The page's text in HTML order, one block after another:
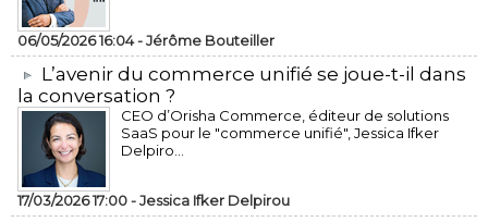
06/05/2026 16:04 -Jérôme Bouteiller
L’avenir du commerce unifié se joue-t-il dans
la conversation ?
CEO d’Orisha Commerce, éditeur de solutions
SaaS pour le "commerce unifié", Jessica Ifker
Delpiro...
17/03/2026 17:00 -Jessica Ifker Delpirou